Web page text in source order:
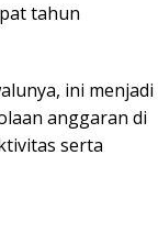
tahun
ini menjadi
anggaran di
serta